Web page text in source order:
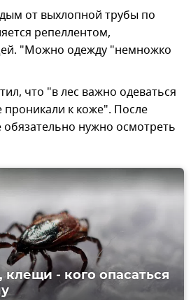
от выхлопной трубы по
репеллентом,
"Можно одежду "немножко
что "в лес важно одеваться
к коже". После
обязательно нужно осмотреть
клещи - кого опасаться